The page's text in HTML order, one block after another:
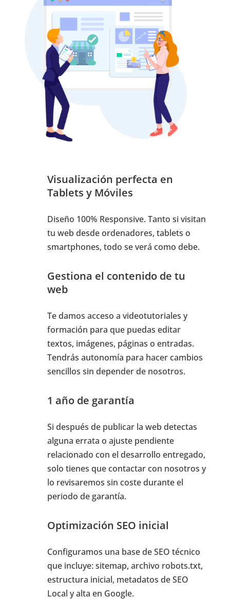
Visualización perfecta en
Tablets y Móviles
Diseño 100% Responsive. Tanto si visitan
tu web desde ordenadores, tablets o
smartphones, todo se verá como debe.
Gestiona el contenido de tu
web
Te damos acceso a videotutoriales y
formación para que puedas editar
textos, imágenes, páginas o entradas.
Tendrás autonomía para hacer cambios
sencillos sin depender de nosotros.
1 año de garantía
Si después de publicar la web detectas
alguna errata o ajuste pendiente
relacionado con el desarrollo entregado,
solo tienes que contactar con nosotros y
lo revisaremos sin coste durante el
periodo de garantía.
Optimización SEO inicial
Configuramos una base de SEO técnico
que incluye: sitemap, archivo robots.txt,
estructura inicial, metadatos de SEO
Local y alta en Google.